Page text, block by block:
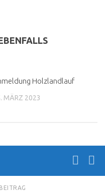
Holzlandlauf
MÄRZ 2023